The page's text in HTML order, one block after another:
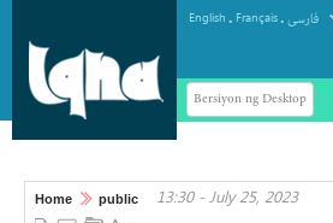
English . Français.فارسی
Bersiyon ng Desktop
Home public 13:30 - July 25, 2023